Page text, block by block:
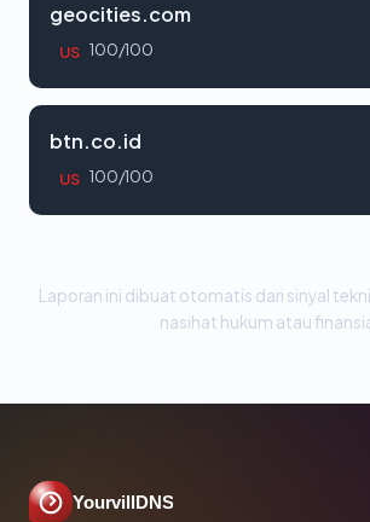
geocities.com
US 100/100
btn.co.id
US 100/100
Laporan ini dibuat otomatis dari sinyal
nasihat hukum atau
YourvillDNS